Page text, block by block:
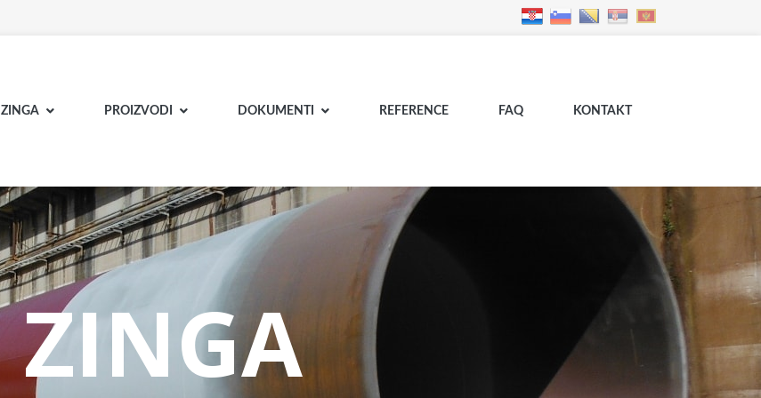
ZINGA PROIZVODI DOKUMENTI REFERENCE FAQ KONTAKT
ZINGA
ZINGA